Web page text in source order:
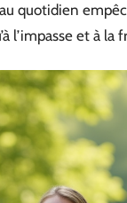
quotidien
l’impasse et à la